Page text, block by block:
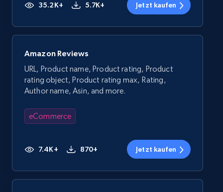
35.2K+ 5.7K+ Jetzt kaufen
Amazon Reviews
URL, Product name, Product rating, Product
rating object, Product rating max, Rating,
Author name, Asin, and more.
eCommerce
7.4K+ 870+ Jetzt kaufen